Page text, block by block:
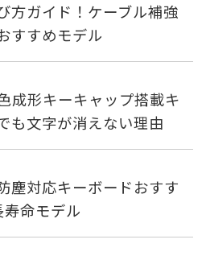
方ガイド！ケーブル補強
すすめモデル
成形キーキャップ搭載キ
も文字が消えない理由
塵対応キーボードおすす
命モデル